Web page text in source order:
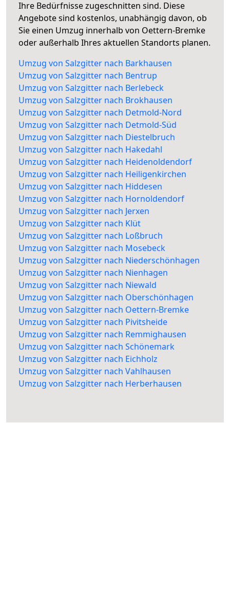
Ihre Bedürfnisse zugeschnitten sind. Diese
Angebote sind kostenlos, unabhängig davon, ob
Sie einen Umzug innerhalb von Oettern-Bremke
oder außerhalb Ihres aktuellen Standorts planen.
Umzug von Salzgitter nach Barkhausen
Umzug von Salzgitter nach Bentrup
Umzug von Salzgitter nach Berlebeck
Umzug von Salzgitter nach Brokhausen
Umzug von Salzgitter nach Detmold-Nord
Umzug von Salzgitter nach Detmold-Süd
Umzug von Salzgitter nach Diestelbruch
Umzug von Salzgitter nach Hakedahl
Umzug von Salzgitter nach Heidenoldendorf
Umzug von Salzgitter nach Heiligenkirchen
Umzug von Salzgitter nach Hiddesen
Umzug von Salzgitter nach Hornoldendorf
Umzug von Salzgitter nach Jerxen
Umzug von Salzgitter nach Klüt
Umzug von Salzgitter nach Loßbruch
Umzug von Salzgitter nach Mosebeck
Umzug von Salzgitter nach Niederschönhagen
Umzug von Salzgitter nach Nienhagen
Umzug von Salzgitter nach Niewald
Umzug von Salzgitter nach Oberschönhagen
Umzug von Salzgitter nach Oettern-Bremke
Umzug von Salzgitter nach Pivitsheide
Umzug von Salzgitter nach Remmighausen
Umzug von Salzgitter nach Schönemark
Umzug von Salzgitter nach Eichholz
Umzug von Salzgitter nach Vahlhausen
Umzug von Salzgitter nach Herberhausen